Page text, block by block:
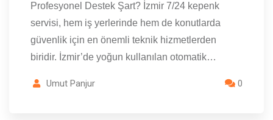
Profesyonel Destek Şart? İzmir 7/24 kepenk
servisi, hem iş yerlerinde hem de konutlarda
güvenlik için en önemli teknik hizmetlerden
biridir. İzmir’de yoğun kullanılan otomatik…
Umut Panjur 0